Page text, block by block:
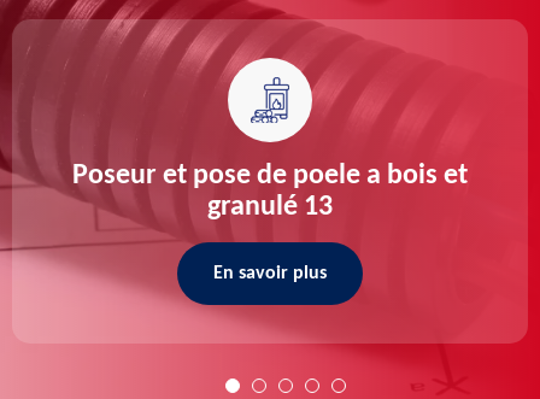
Poseur et pose de poele a bois et
granulé 13
En savoir plus